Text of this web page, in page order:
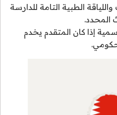
الطبية التامة للدارسة
المحدد.
إذا كان المتقدم يخدم